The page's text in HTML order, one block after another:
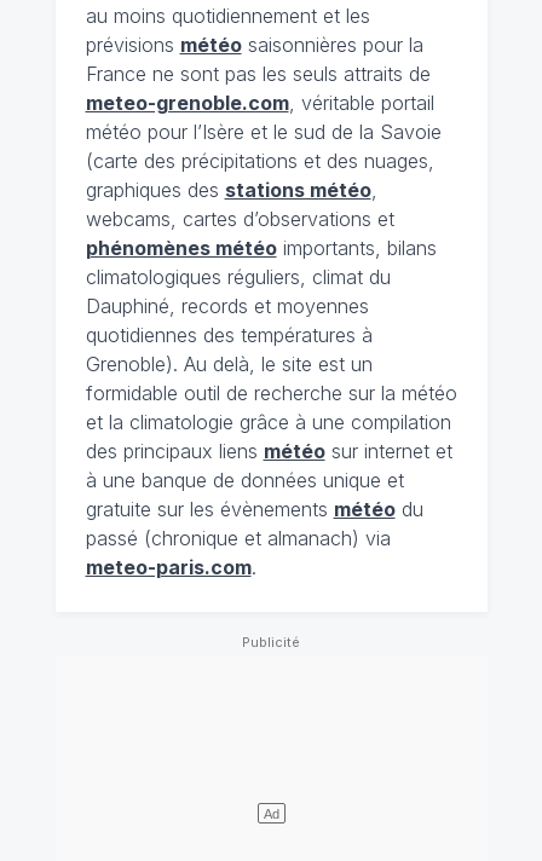
au moins quotidiennement et les
prévisions météosaisonnières pour la
France ne sont pas les seuls attraits de
meteo-grenoble.com, véritable portail
météo pour l’Isère et le sud de la Savoie
(carte des précipitations et des nuages,
graphiques des stations météo,
webcams, cartes d’observations et
phénomènes météoimportants, bilans
climatologiques réguliers, climat du
Dauphiné, records et moyennes
quotidiennes des températures à
Grenoble). Au delà, le site est un
formidable outil de recherche sur la météo
et la climatologie grâce à une compilation
des principaux liens météosur internet et
à une banque de données unique et
gratuite sur les évènements météodu
passé (chronique et almanach) via
meteo-paris.com.